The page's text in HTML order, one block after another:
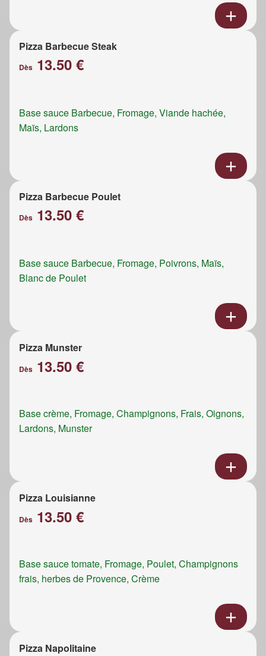
Pizza Barbecue Steak
Dès 13.50 €
Base sauce Barbecue, Fromage, Viande hachée,
Maïs, Lardons
Pizza Barbecue Poulet
Dès 13.50 €
Base sauce Barbecue, Fromage, Poivrons, Maïs,
Blanc de Poulet
Pizza Munster
Dès 13.50 €
Base crème, Fromage, Champignons, Frais, Oignons,
Lardons, Munster
Pizza Louisianne
Dès 13.50 €
Base sauce tomate, Fromage, Poulet, Champignons
frais, herbes de Provence, Crème
Pizza Napolitaine